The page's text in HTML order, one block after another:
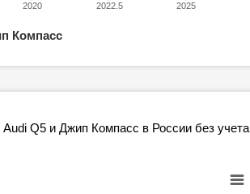
Компасс
2020 2022.5 2025
Q5 и Джип Компасс в России без учета